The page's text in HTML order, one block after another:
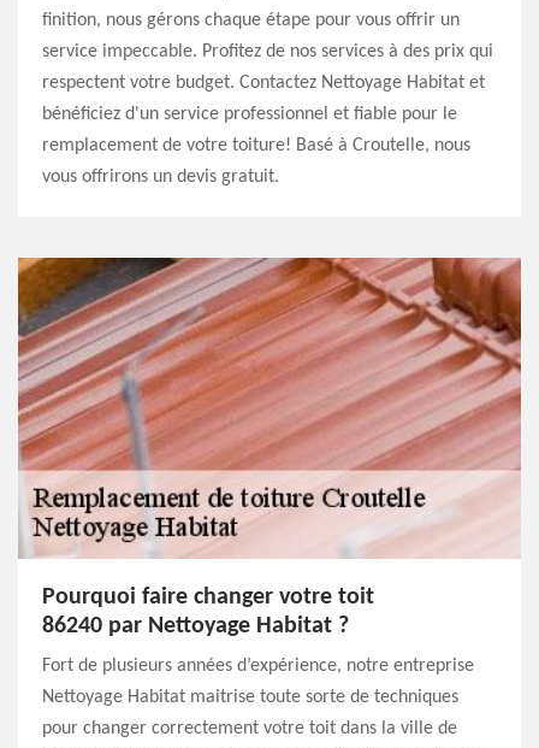
finition, nous gérons chaque étape pour vous offrir un
service impeccable. Profitez de nos services à des prix qui
respectent votre budget. Contactez Nettoyage Habitat et
bénéficiez d'un service professionnel et fiable pour le
remplacement de votre toiture! Basé à Croutelle, nous
vous offrirons un devis gratuit.
Pourquoi faire changer votre toit
86240 par Nettoyage Habitat ?
Fort de plusieurs années d’expérience, notre entreprise
Nettoyage Habitat maitrise toute sorte de techniques
pour changer correctement votre toit dans la ville de